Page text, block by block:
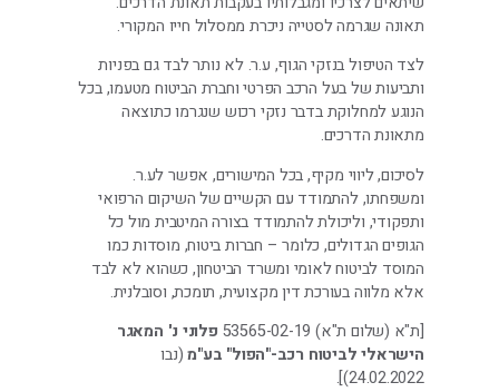
תאונה שגרמה לסטייה ניכרת ממסלול חייו המקורי.
לצד הטיפול בנזקי הגוף, ע.ר. לא נותר לבד גם בפניות
ותביעות של בעל הרכב הפרטי וחברת הביטוח מטעמו, בכל
הנוגע למחלוקת בדבר נזקי רכוש שנגרמו כתוצאה
מתאונת הדרכים.
לסיכום, ליווי מקיף, בכל המישורים, אפשר לע.ר.
ומשפחתו, להתמודד עם הקשיים של השיקום הרפואי
ותפקודי, וליכולת להתמודד בצורה המיטבית מול כל
הגופים הגדולים, כלומר – חברות ביטוח, מוסדות כמו
המוסד לביטוח לאומי ומשרד הביטחון, כשהוא לא לבד
אלא מלווה בעורכת דין מקצועית, תומכת, וסובלנית.
[ת"א (שלום ת"א) 53565-02-19
פלוני נ' המאגר
הישראלי לביטוח רכב-"הפול" בע"מ(נבו
24.02.2022)].